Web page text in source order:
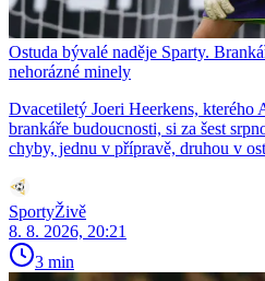
Ostuda bývalé naděje Sparty.
nehorázné minely
Dvacetiletý Joeri Heerkens, kterého
brankáře budoucnosti, si za šest
chyby, jednu v přípravě, druhou v
SportyŽivě
8. 8. 2026, 20:21
3 min